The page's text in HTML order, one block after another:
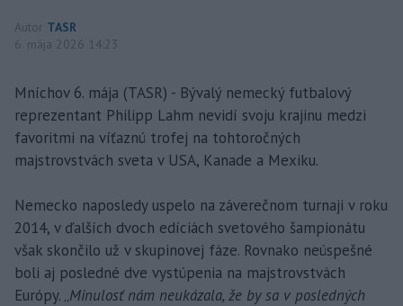
Autor TASR
6. mája 2026 14:23
Mníchov 6. mája (TASR) - Bývalý nemecký futbalový
reprezentant Philipp Lahm nevidí svoju krajinu medzi
favoritmi na víťaznú trofej na tohtoročných
majstrovstvách sveta v USA, Kanade a Mexiku.
Nemecko naposledy uspelo na záverečnom turnaji v roku
2014, v ďalších dvoch edíciách svetového šampionátu
však skončilo už v skupinovej fáze. Rovnako neúspešné
boli aj posledné dve vystúpenia na majstrovstvách
Európy. „Minulosť nám neukázala, že by sa v posledných